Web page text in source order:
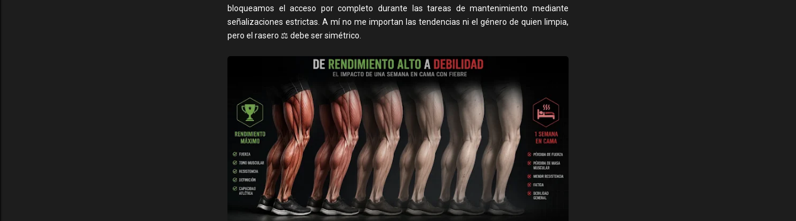
bloqueamos el acceso por completo durante las tareas de mantenimiento mediante
señalizaciones estrictas. A mí no me importan las tendencias ni el género de quien limpia,
pero el rasero ⚖️ debe ser simétrico.